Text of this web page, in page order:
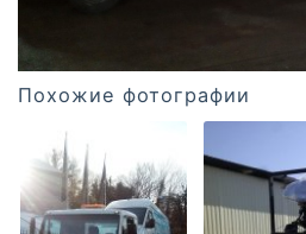
Похожие фотографии